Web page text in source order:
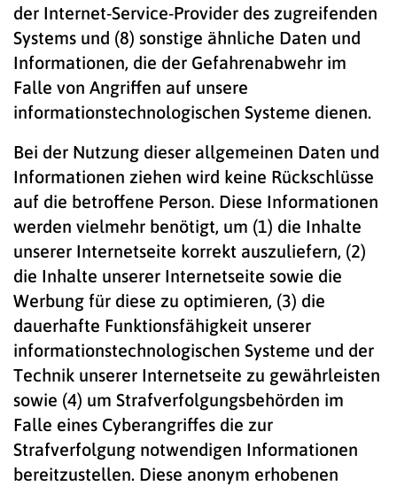
der Internet-Service-Provider des zugreifenden
Systems und (8) sonstige ähnliche Daten und
Informationen, die der Gefahrenabwehr im
Falle von Angriffen auf unsere
informationstechnologischen Systeme dienen.
Bei der Nutzung dieser allgemeinen Daten und
Informationen ziehen wird keine Rückschlüsse
auf die betroffene Person. Diese Informationen
werden vielmehr benötigt, um (1) die Inhalte
unserer Internetseite korrekt auszuliefern, (2)
die Inhalte unserer Internetseite sowie die
Werbung für diese zu optimieren, (3) die
dauerhafte Funktionsfähigkeit unserer
informationstechnologischen Systeme und der
Technik unserer Internetseite zu gewährleisten
sowie (4) um Strafverfolgungsbehörden im
Falle eines Cyberangriffes die zur
Strafverfolgung notwendigen Informationen
bereitzustellen. Diese anonym erhobenen